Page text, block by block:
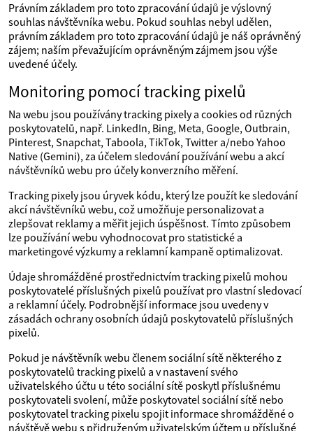
Právním základem pro toto zpracování údajů je výslovný
souhlas návštěvníka webu. Pokud souhlas nebyl udělen,
právním základem pro toto zpracování údajů je náš oprávněný
zájem; naším převažujícím oprávněným zájmem jsou výše
uvedené účely.
Monitoring pomocí tracking pixelů
Na webu jsou používány tracking pixely a cookies od různých
poskytovatelů, např. LinkedIn, Bing, Meta, Google, Outbrain,
Pinterest, Snapchat, Taboola, TikTok, Twitter a/nebo Yahoo
Native (Gemini), za účelem sledování používání webu a akcí
návštěvníků webu pro účely konverzního měření.
Tracking pixely jsou úryvek kódu, který lze použít ke sledování
akcí návštěvníků webu, což umožňuje personalizovat a
zlepšovat reklamy a měřit jejich úspěšnost. Tímto způsobem
lze používání webu vyhodnocovat pro statistické a
marketingové výzkumy a reklamní kampaně optimalizovat.
Údaje shromážděné prostřednictvím tracking pixelů mohou
poskytovatelé příslušných pixelů používat pro vlastní sledovací
a reklamní účely. Podrobnější informace jsou uvedeny v
zásadách ochrany osobních údajů poskytovatelů příslušných
pixelů.
Pokud je návštěvník webu členem sociální sítě některého z
poskytovatelů tracking pixelů a v nastavení svého
uživatelského účtu u této sociální sítě poskytl příslušnému
poskytovateli svolení, může poskytovatel sociální sítě nebo
poskytovatel tracking pixelu spojit informace shromážděné o
návštěvě webu s přidruženým uživatelským účtem u příslušné